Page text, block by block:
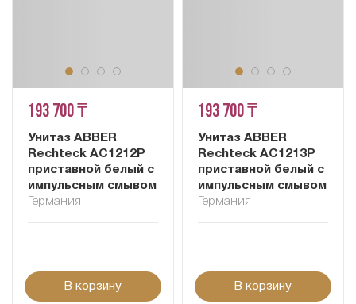
193 700 ₸
Унитаз ABBER
Rechteck AC1212P
приставной белый с
импульсным смывом
Германия
В корзину
193 700 ₸
Унитаз ABBER
Rechteck AC1213P
приставной белый с
импульсным смывом
Германия
В корзину